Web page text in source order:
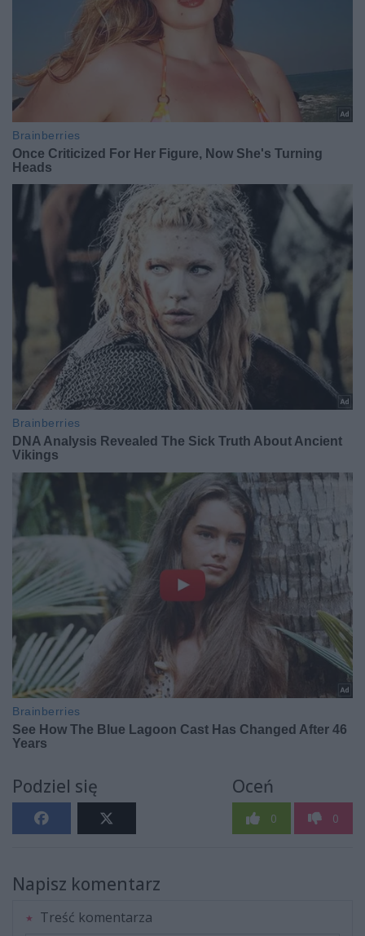
Podziel się Oceń
0 0
Napisz komentarz
Treść komentarza